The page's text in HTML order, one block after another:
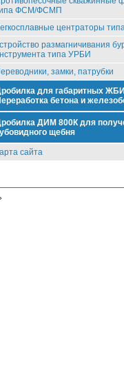
ФСМ/ФСМП
центраторы
размагничивания
типа УРБИ
замки, патрубки
для габаритных
бетона и
ДИМ 800К для
щебня
сайта